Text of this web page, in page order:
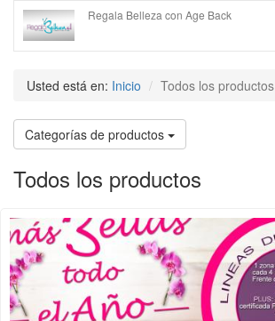
Regala Belleza con Age Back
Usted está en: Inicio Todos los productos
Categorías de productos
Todos los productos